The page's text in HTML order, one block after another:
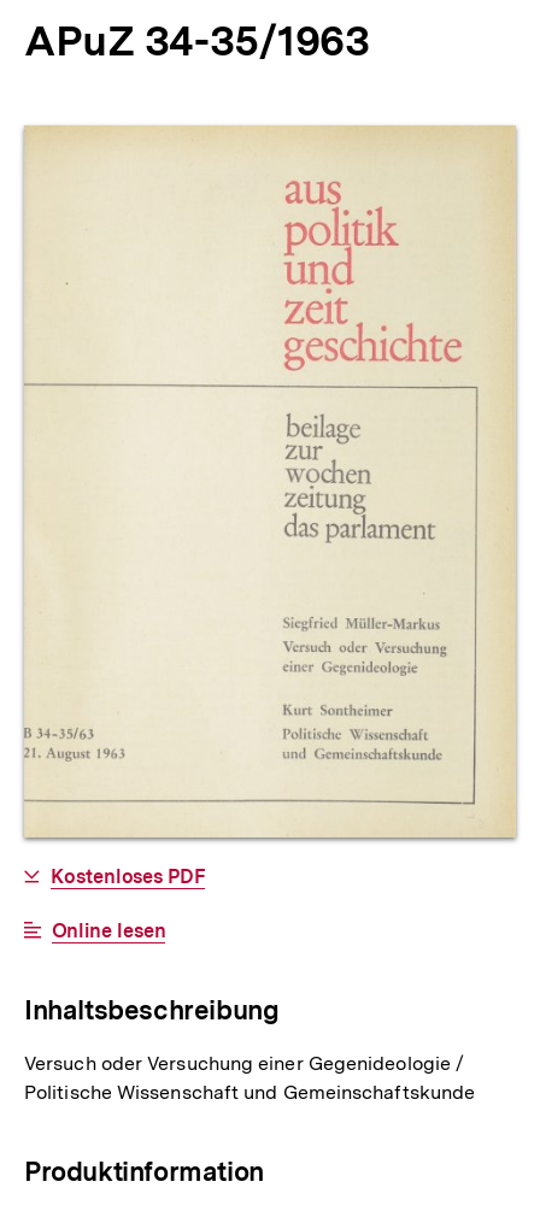
APuZ 34-35/1963
Produktvorschau
Allgemeine
Informationen
Download-
Kostenloses PDF
Interner
Online lesen
Inhaltsbeschreibung
Versuch oder Versuchung einer Gegenideologie /
Politische Wissenschaft und Gemeinschaftskunde
Produktinformation